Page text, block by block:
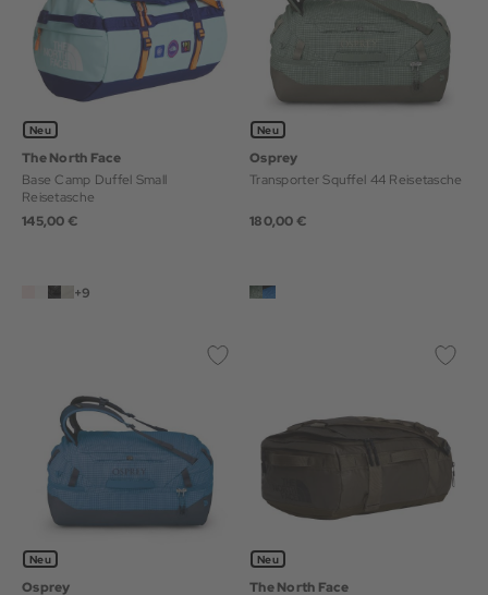
Neu
The North Face
Base Camp Duffel Small
Reisetasche
145,00 €
+9
Neu
Osprey
Transporter Squffel 44 Reisetasche
180,00 €
Neu
Osprey
Neu
The North Face